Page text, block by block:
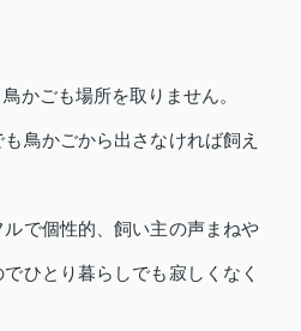
かごも場所を取りません。
鳥かごから出さなければ飼え
で個性的、飼い主の声まねや
ひとり暮らしでも寂しくなく